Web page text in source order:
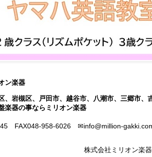
ン楽器
、岩槻区、戸田市、越谷市、八潮市、三郷市
器の事ならミリオン楽器
FAX048-958-6026 ✉info@million-
株式会社ミリオン楽